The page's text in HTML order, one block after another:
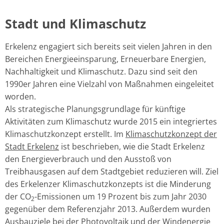
Stadt und Klimaschutz
Erkelenz engagiert sich bereits seit vielen Jahren in den
Bereichen Energieeinsparung, Erneuerbare Energien,
Nachhaltigkeit und Klimaschutz. Dazu sind seit den
1990er Jahren eine Vielzahl von Maßnahmen eingeleitet
worden.
Als strategische Planungsgrundlage für künftige
Aktivitäten zum Klimaschutz wurde 2015 ein integriertes
Klimaschutzkonzept erstellt. Im Klimaschutzkonzept der
Stadt Erkelenz ist beschrieben, wie die Stadt Erkelenz
den Energieverbrauch und den Ausstoß von
Treibhausgasen auf dem Stadtgebiet reduzieren will. Ziel
des Erkelenzer Klimaschutzkonzepts ist die Minderung
der CO2-Emissionen um 19 Prozent bis zum Jahr 2030
gegenüber dem Referenzjahr 2013. Außerdem wurden
Ausbauziele bei der Photovoltaik und der Windenergie